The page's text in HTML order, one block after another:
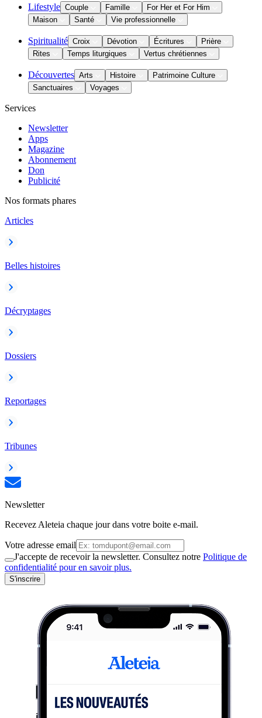
Lifestyle Couple Famille
For Her et For Him
Maison
Santé Vie professionnelle
Spiritualité Croix Dévotion Écritures
Prière
Rites
Temps liturgiques Vertus chrétiennes
Découvertes Arts Histoire
Patrimoine Culture
Sanctuaires
Voyages
Services
Newsletter
Apps
Magazine
Abonnement
Don
Publicité
Nos formats phares
Articles
Belles histoires
Décryptages
Dossiers
Reportages
Tribunes
Newsletter
Recevez Aleteia chaque jour dans votre boite e-mail.
Votre adresse email
J'accepte de recevoir la newsletter. Consultez notre Politique de
confidentialité pour en savoir plus.
S'inscrire